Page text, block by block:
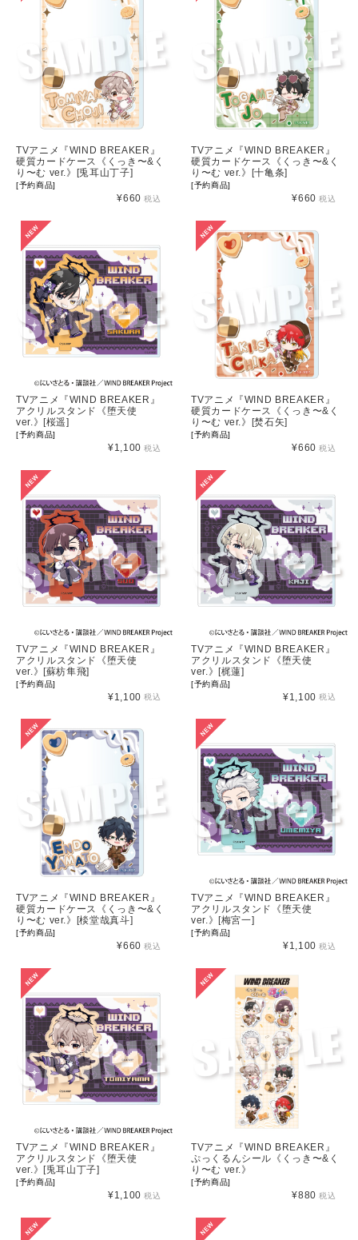
TVアニメ『WIND BREAKER』
硬質カードケース《くっき〜&く
り〜む ver.》[兎耳山丁子]
[予約商品]
¥660税込
TVアニメ『WIND BREAKER』
硬質カードケース《くっき〜&く
り〜む ver.》[十亀条]
[予約商品]
¥660税込
TVアニメ『WIND BREAKER』
アクリルスタンド《堕天使
ver.》[桜遥]
[予約商品]
¥1,100税込
TVアニメ『WIND BREAKER』
硬質カードケース《くっき〜&く
り〜む ver.》[焚石矢]
[予約商品]
¥660税込
TVアニメ『WIND BREAKER』
アクリルスタンド《堕天使
ver.》[蘇枋隼飛]
[予約商品]
¥1,100税込
TVアニメ『WIND BREAKER』
アクリルスタンド《堕天使
ver.》[梶蓮]
[予約商品]
¥1,100税込
TVアニメ『WIND BREAKER』
硬質カードケース《くっき〜&く
り〜む ver.》[棪堂哉真斗]
[予約商品]
¥660税込
TVアニメ『WIND BREAKER』
アクリルスタンド《堕天使
ver.》[梅宮一]
[予約商品]
¥1,100税込
TVアニメ『WIND BREAKER』
アクリルスタンド《堕天使
ver.》[兎耳山丁子]
[予約商品]
¥1,100税込
TVアニメ『WIND BREAKER』
ぷっくるんシール《くっき〜&く
り〜む ver.》
[予約商品]
¥880税込